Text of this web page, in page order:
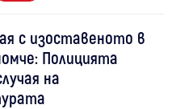
с изоставеното в
Полицията
на